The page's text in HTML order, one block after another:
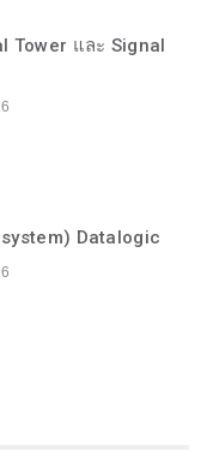
Tower และ Signal
Datalogic